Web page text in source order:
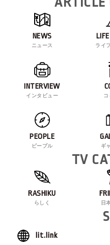
NEWS
ニュース ライ
INTERVIEW
インタビュー コ
PEOPLE
ピープル ギ
TV
RASHIKU
らしく 日
lit.link